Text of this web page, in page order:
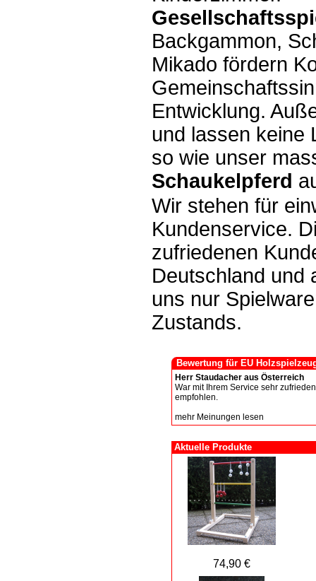
Backgammon,
Mikado fördern
Entwicklung.
und lassen keine
so wie unser
Schaukelpferd
Wir stehen für
Kundenservice.
zufriedenen
Deutschland und
uns nur
Zustands.
Bewertung für EU
Herr Staudacher aus Österreich
War mit Ihrem Service sehr
empfohlen.
mehr Meinungen lesen
Aktuelle Produkte
74,90 €